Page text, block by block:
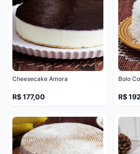
Cheesecake Amora
R$ 177,00
Bolo
R$